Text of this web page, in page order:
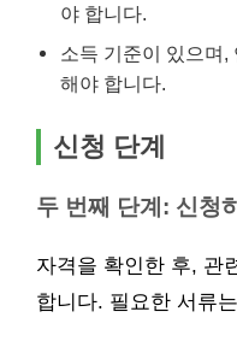
야 합니다.
소득 기준이 있으며,
해야 합니다.
신청 단계
두 번째 단계: 신청
자격을 확인한 후, 관
합니다. 필요한 서류